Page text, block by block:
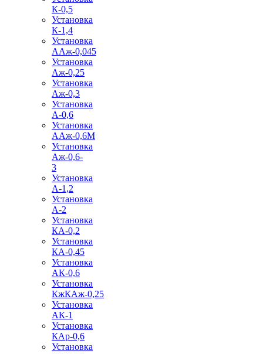
К-0,5
Установка
К-1,4
Установка
ААж-0,045
Установка
Аж-0,25
Установка
Аж-0,3
Установка
А-0,6
Установка
ААж-0,6М
Установка
Аж-0,6-
3
Установка
А-1,2
Установка
А-2
Установка
КА-0,2
Установка
КА-0,45
Установка
АК-0,6
Установка
КжКАж-0,25
Установка
АК-1
Установка
КАр-0,6
Установка